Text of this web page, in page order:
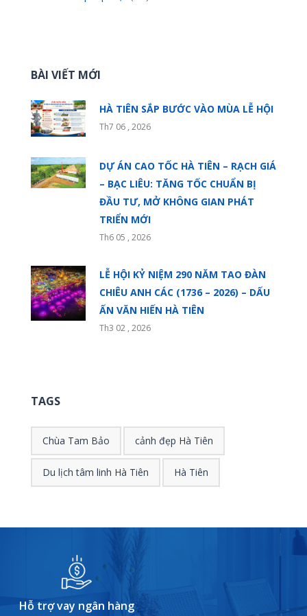
BÀI VIẾT MỚI
HÀ TIÊN SẮP BƯỚC VÀO MÙA LỄ HỘI
Th7 06 , 2026
DỰ ÁN CAO TỐC HÀ TIÊN – RẠCH GIÁ
– BẠC LIÊU: TĂNG TỐC CHUẨN BỊ
ĐẦU TƯ, MỞ KHÔNG GIAN PHÁT
TRIỂN MỚI
Th6 05 , 2026
LỄ HỘI KỶ NIỆM 290 NĂM TAO ĐÀN
CHIÊU ANH CÁC (1736 – 2026) – DẤU
ẤN VĂN HIẾN HÀ TIÊN
Th3 02 , 2026
TAGS
Chùa Tam Bảo cảnh đẹp Hà Tiên
Du lịch tâm linh Hà Tiên Hà Tiên
Hỗ trợ vay ngân hàng